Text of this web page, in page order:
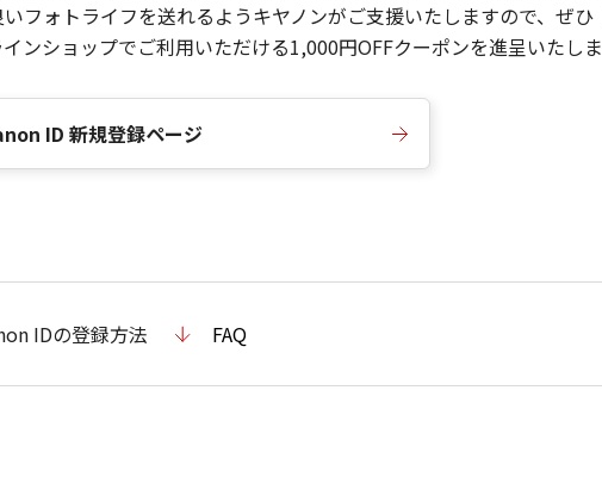
フォトライフを送れるようキヤノンがご支援いたしますので、ぜひ
ショップでご利用いただける1,000円OFFクーポンを進呈いたしま
ID 新規登録ページ
IDの登録方法 FAQ